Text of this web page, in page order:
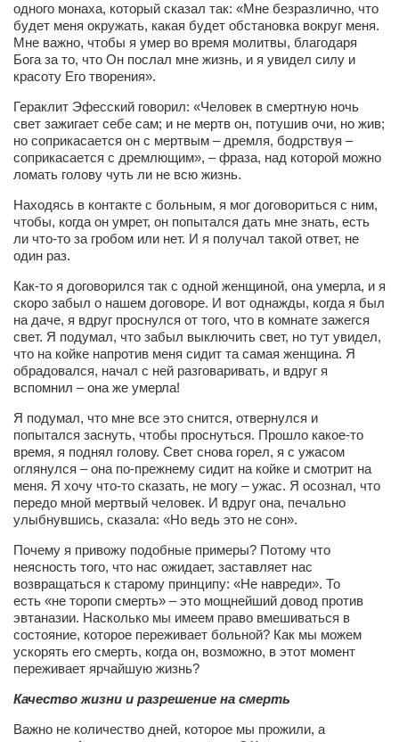
одного монаха, который сказал так: «Мне безразлично, что
будет меня окружать, какая будет обстановка вокруг меня.
Мне важно, чтобы я умер во время молитвы, благодаря
Бога за то, что Он послал мне жизнь, и я увидел силу и
красоту Его творения».
Гераклит Эфесский говорил: «Человек в смертную ночь
свет зажигает себе сам; и не мертв он, потушив очи, но жив;
но соприкасается он с мертвым – дремля, бодрствуя –
соприкасается с дремлющим», – фраза, над которой можно
ломать голову чуть ли не всю жизнь.
Находясь в контакте с больным, я мог договориться с ним,
чтобы, когда он умрет, он попытался дать мне знать, есть
ли что-то за гробом или нет. И я получал такой ответ, не
один раз.
Как-то я договорился так с одной женщиной, она умерла, и я
скоро забыл о нашем договоре. И вот однажды, когда я был
на даче, я вдруг проснулся от того, что в комнате зажегся
свет. Я подумал, что забыл выключить свет, но тут увидел,
что на койке напротив меня сидит та самая женщина. Я
обрадовался, начал с ней разговаривать, и вдруг я
вспомнил – она же умерла!
Я подумал, что мне все это снится, отвернулся и
попытался заснуть, чтобы проснуться. Прошло какое-то
время, я поднял голову. Свет снова горел, я с ужасом
оглянулся – она по-прежнему сидит на койке и смотрит на
меня. Я хочу что-то сказать, не могу – ужас. Я осознал, что
передо мной мертвый человек. И вдруг она, печально
улыбнувшись, сказала: «Но ведь это не сон».
Почему я привожу подобные примеры? Потому что
неясность того, что нас ожидает, заставляет нас
возвращаться к старому принципу: «Не навреди». То
есть «не торопи смерть» – это мощнейший довод против
эвтаназии. Насколько мы имеем право вмешиваться в
состояние, которое переживает больной? Как мы можем
ускорять его смерть, когда он, возможно, в этот момент
переживает ярчайшую жизнь?
Качество жизни и разрешение на смерть
Важно не количество дней, которое мы прожили, а